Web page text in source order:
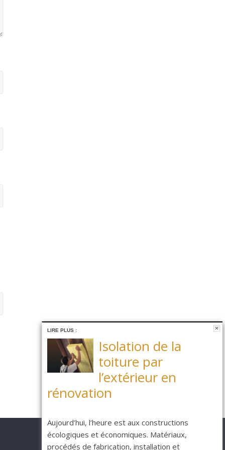
LIRE PLUS :
Isolation de la
toiture par
l’extérieur en
rénovation
Aujourd’hui, l’heure est aux constructions
écologiques et économiques. Matériaux,
procédés de fabrication, installation et